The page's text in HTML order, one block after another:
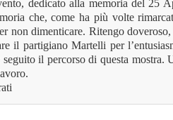
dedicato alla memoria del 25
che, come ha più volte
non dimenticare. Ritengo
il partigiano Martelli per
seguito il percorso di questa mostra.